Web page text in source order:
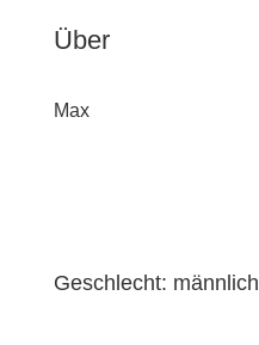
Über
Max
Geschlecht: männlich